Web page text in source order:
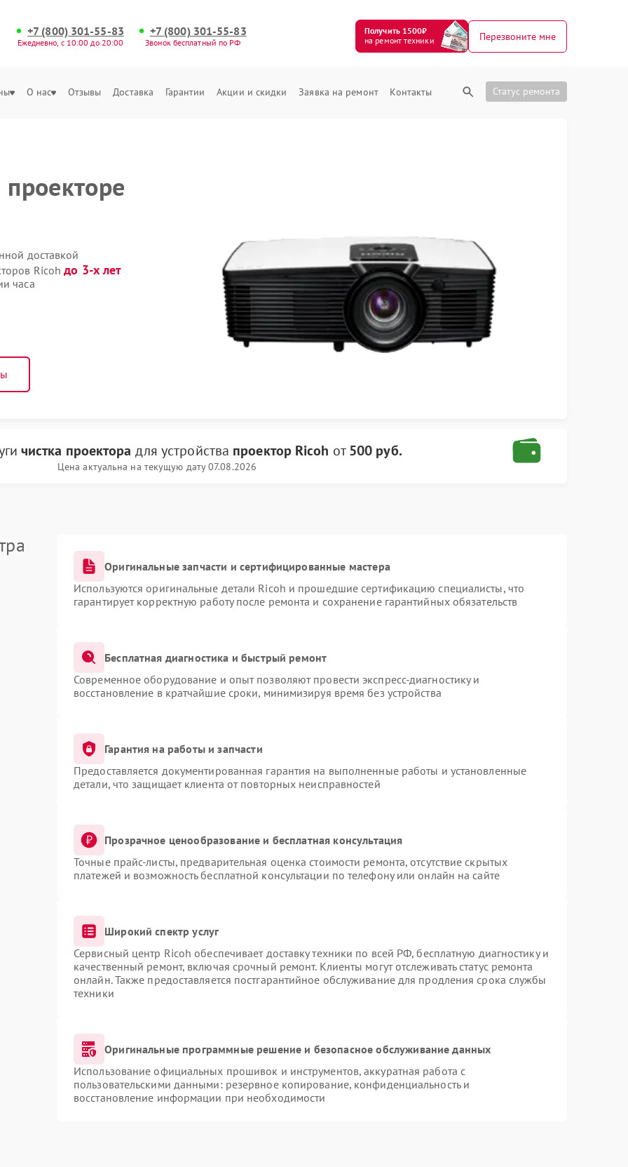
+7 (800) 301-55-83
Ежедневно, с 10:00 до 20:00
+7 (800) 301-55-83
Звонок бесплатный по РФ
Получить 1500₽
на ремонт техники
Перезвоните мне
О нас Отзывы Доставка Гарантии Акции и скидки Заявка на ремонт Контакты Статус ремонта
доставкой
Ricohдо 3-х лет
часа
чистка проектора для устройства проектор Ricoh от500 руб.
Цена актуальна на текущую дату 07.08.2026
Оригинальные запчасти и сертифицированные мастера
Используются оригинальные детали Ricoh и прошедшие сертификацию специалисты, что
гарантирует корректную работу после ремонта и сохранение гарантийных обязательств
Бесплатная диагностика и быстрый ремонт
Современное оборудование и опыт позволяют провести экспресс-диагностику и
восстановление в кратчайшие сроки, минимизируя время без устройства
Гарантия на работы и запчасти
Предоставляется документированная гарантия на выполненные работы и установленные
детали, что защищает клиента от повторных неисправностей
Прозрачное ценообразование и бесплатная консультация
Точные прайс-листы, предварительная оценка стоимости ремонта, отсутствие скрытых
платежей и возможность бесплатной консультации по телефону или онлайн на сайте
Широкий спектр услуг
Сервисный центр Ricoh обеспечивает доставку техники по всей РФ, бесплатную диагностику и
качественный ремонт, включая срочный ремонт. Клиенты могут отслеживать статус ремонта
онлайн. Также предоставляется постгарантийное обслуживание для продления срока службы
техники
Оригинальные программные решение и безопасное обслуживание данных
Использование официальных прошивок и инструментов, аккуратная работа с
пользовательскими данными: резервное копирование, конфиденциальность и
восстановление информации при необходимости